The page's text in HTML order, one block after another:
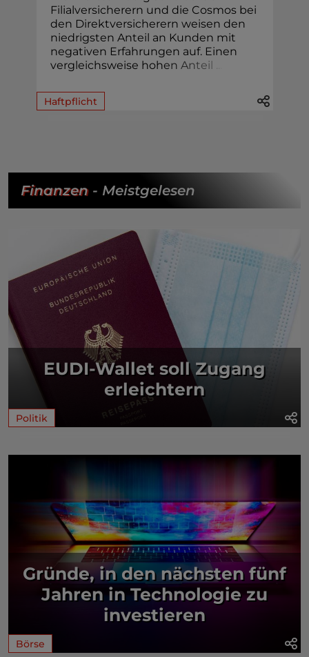
Filialversicherern und die Cosmos bei
den Direktversicherern weisen den
niedrigsten Anteil an Kunden mit
negativen Erfahrungen auf. Einen
vergleichsweise hohen Anteil
Haftpflicht
Finanzen- Meistgelesen
EUDI-Wallet soll Zugang
erleichtern
Politik
Gründe, in den nächsten fünf
Jahren in Technologie zu
investieren
Börse